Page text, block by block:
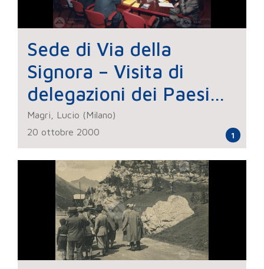
Sede di Via della
Signora – Visita di
delegazioni dei Paesi
dell'Est europeo
Magri, Lucio (Milano)
20 ottobre 2000
1